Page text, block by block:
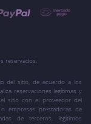
reservados.
del sitio, de acuerdo a los
reservaciones legítimas y
sitio con el proveedor del
empresas prestadoras de
de terceros, legítimos